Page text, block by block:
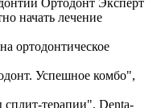
начать лечение
ортодонтическое
Успешное комбо",
терапии", Denta-